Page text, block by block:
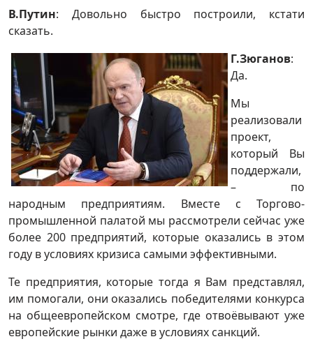
В.Путин: Довольно быстро построили, кстати
сказать.
Г.Зюганов:
Да.
Мы
реализовали
проект,
который Вы
поддержали,
– по
народным предприятиям. Вместе с Торгово-
промышленной палатой мы рассмотрели сейчас уже
более 200 предприятий, которые оказались в этом
году в условиях кризиса самыми эффективными.
Те предприятия, которые тогда я Вам представлял,
им помогали, они оказались победителями конкурса
на общеевропейском смотре, где отвоёвывают уже
европейские рынки даже в условиях санкций.